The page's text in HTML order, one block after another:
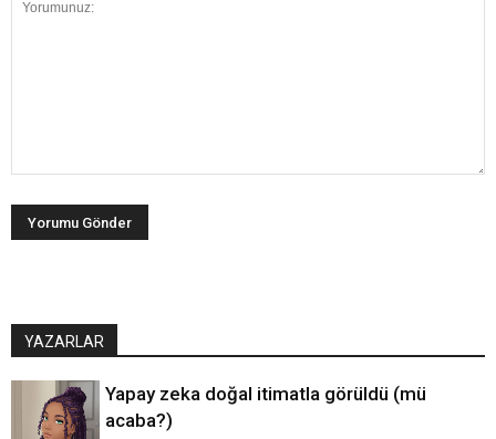
YAZARLAR
Yapay zeka doğal itimatla görüldü (mü
acaba?)